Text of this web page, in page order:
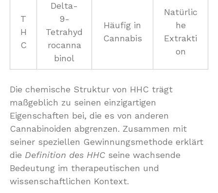
T
H
C
Delta-
9-
Tetrahyd
rocanna
binol
Häufig in
Cannabis
Natürlic
he
Extrakti
on
Die chemische Struktur von HHC trägt
maßgeblich zu seinen einzigartigen
Eigenschaften bei, die es von anderen
Cannabinoiden abgrenzen. Zusammen mit
seiner speziellen Gewinnungsmethode erklärt
die Definition des HHC seine wachsende
Bedeutung im therapeutischen und
wissenschaftlichen Kontext.